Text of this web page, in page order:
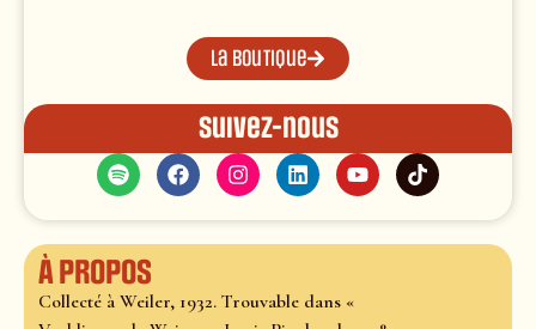
La boutique
Suivez-nous
À propos
Collecté à Weiler, 1932. Trouvable dans «